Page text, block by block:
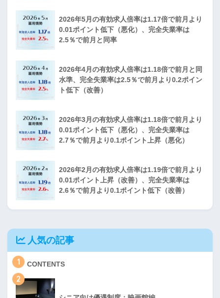
2026年5月の有効求人倍率は1.17倍で前月より
0.01ポイント低下（悪化）、完全失業率は
2.5％で前月と同率
2026年4月の有効求人倍率は1.18倍で前月と同
水準、完全失業率は2.5％で前月より0.2ポイン
ト低下（改善）
2026年3月の有効求人倍率は1.18倍で前月より
0.01ポイント低下（悪化）、完全失業率は
2.7％で前月より0.1ポイント上昇（悪化）
2026年2月の有効求人倍率は1.19倍で前月より
0.01ポイント上昇（改善）、完全失業率は
2.6％で前月より0.1ポイント低下（改善）
人気の記事
1 CONTENTS
2